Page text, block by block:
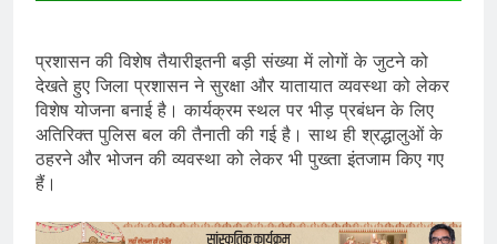
प्रशासन की विशेष तैयारीइतनी बड़ी संख्या में लोगों के जुटने को
देखते हुए जिला प्रशासन ने सुरक्षा और यातायात व्यवस्था को लेकर
विशेष योजना बनाई है। कार्यक्रम स्थल पर भीड़ प्रबंधन के लिए
अतिरिक्त पुलिस बल की तैनाती की गई है। साथ ही श्रद्धालुओं के
ठहरने और भोजन की व्यवस्था को लेकर भी पुख्ता इंतजाम किए गए
हैं।